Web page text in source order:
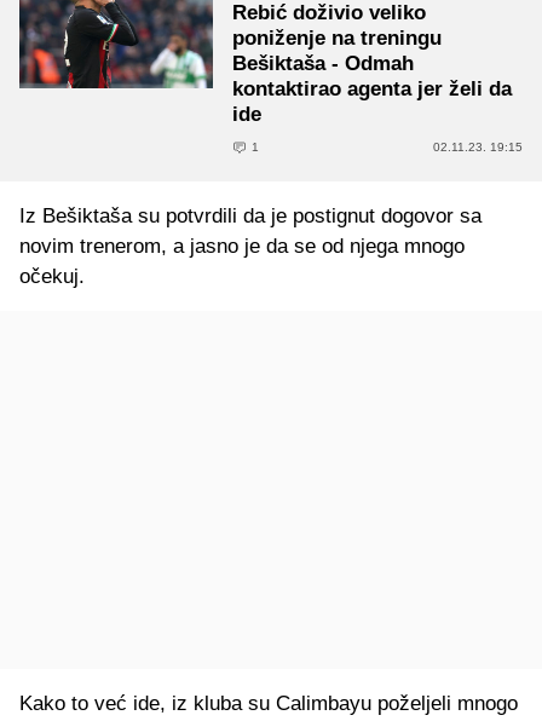
Rebić doživio veliko
poniženje na treningu
Bešiktaša - Odmah
kontaktirao agenta jer želi da
ide
1 02.11.23. 19:15
Iz Bešiktaša su potvrdili da je postignut dogovor sa
novim trenerom, a jasno je da se od njega mnogo
očekuj.
Kako to već ide, iz kluba su Calimbayu poželjeli mnogo